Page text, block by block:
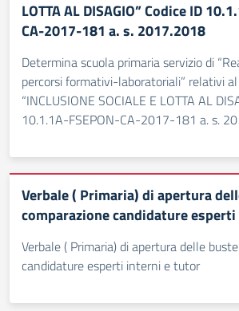
LOTTA AL DISAGIO” Codice ID
CA-2017-181 a. s. 2017.2018
Determina scuola primaria servizio di
percorsi formativi-laboratoriali” relativi
“INCLUSIONE SOCIALE E LOTTA AL
10.1.1A-FSEPON-CA-2017-181 a. s.
Verbale ( Primaria) di apertura
comparazione candidature
Verbale ( Primaria) di apertura delle
candidature esperti interni e tutor